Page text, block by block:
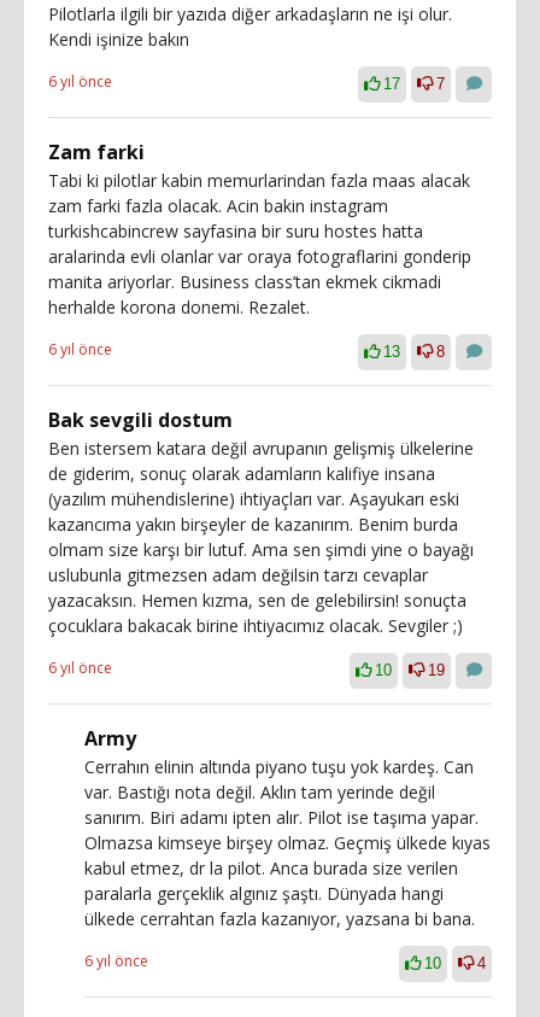
Pilotlarla ilgili bir yazıda diğer arkadaşların ne işi olur.
Kendi işinize bakın
6 yıl önce 17 7
Zam farki
Tabi ki pilotlar kabin memurlarindan fazla maas alacak
zam farki fazla olacak. Acin bakin instagram
turkishcabincrew sayfasina bir suru hostes hatta
aralarinda evli olanlar var oraya fotograflarini gonderip
manita ariyorlar. Business class’tan ekmek cikmadi
herhalde korona donemi. Rezalet.
6 yıl önce 13 8
Bak sevgili dostum
Ben istersem katara değil avrupanın gelişmiş ülkelerine
de giderim, sonuç olarak adamların kalifiye insana
(yazılım mühendislerine) ihtiyaçları var. Aşayukarı eski
kazancıma yakın birşeyler de kazanırım. Benim burda
olmam size karşı bir lutuf. Ama sen şimdi yine o bayağı
uslubunla gitmezsen adam değilsin tarzı cevaplar
yazacaksın. Hemen kızma, sen de gelebilirsin! sonuçta
çocuklara bakacak birine ihtiyacımız olacak. Sevgiler ;)
6 yıl önce 10 19
Army
Cerrahın elinin altında piyano tuşu yok kardeş. Can
var. Bastığı nota değil. Aklın tam yerinde değil
sanırım. Biri adamı ipten alır. Pilot ise taşıma yapar.
Olmazsa kimseye birşey olmaz. Geçmiş ülkede kıyas
kabul etmez, dr la pilot. Anca burada size verilen
paralarla gerçeklik algınız şaştı. Dünyada hangi
ülkede cerrahtan fazla kazanıyor, yazsana bi bana.
6 yıl önce 10 4